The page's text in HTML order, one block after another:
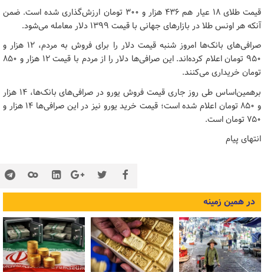
قیمت طلای ۱۸ عیار هم ۴۳۶ هزار و ۳۰۰ تومان ارزش‌گذاری شده است. ضمن
آنکه هر اونس طلا در بازارهای جهانی با قیمت ۱۳۹۹ دلار معامله می‌شود.
صرافی‌های بانک‌ها امروز شنبه قیمت دلار را برای فروش به مردم، ۱۲ هزار و
۹۵۰ تومان اعلام کرده‌اند. این صرافی‌ها دلار را از مردم با قیمت ۱۲ هزار و ۸۵۰
تومان خریداری می‌کنند.
برهمین‌اساس طی روز جاری قیمت فروش یورو در صرافی‌های بانک‌ها، ۱۴ هزار
و ۸۵۰ تومان اعلام شده است؛ قیمت خرید یورو نیز در این صرافی‌ها ۱۴ هزار و
۷۵۰ تومان است.
انتهای پیام
در همین زمینه